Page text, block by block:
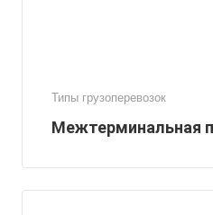
Типы грузоперевозок
Межтерминальная